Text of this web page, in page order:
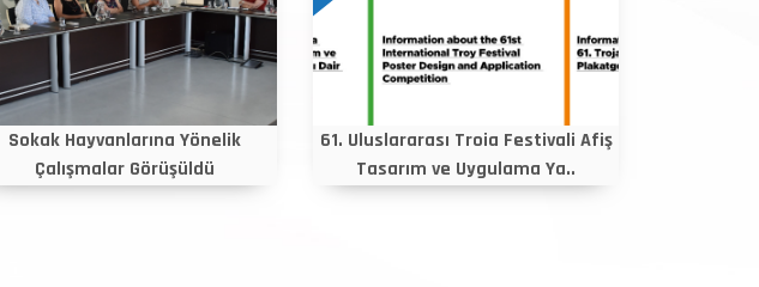
Sokak Hayvanlarına Yönelik
Çalışmalar Görüşüldü
61. Uluslararası Troia Festivali Afiş
Tasarım ve Uygulama Ya..